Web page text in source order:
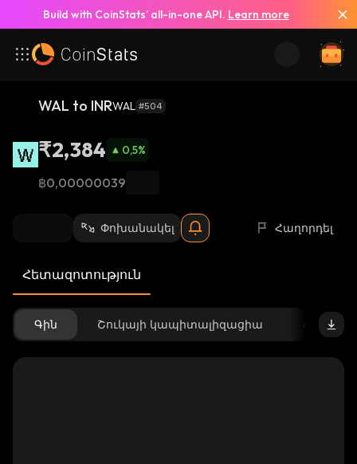
Build with CoinStats’ all-in-one API. Learn more
WAL to INRWAL #504
₹2,384 0,5%
฿0,00000039
Փոխանակել Հաղորդել
Հետազոտություն
Գին Շուկայի կապիտալիզացիա